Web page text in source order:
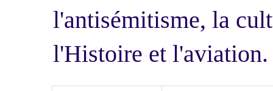
l'antisémitisme, la
l'Histoire et l'aviation.